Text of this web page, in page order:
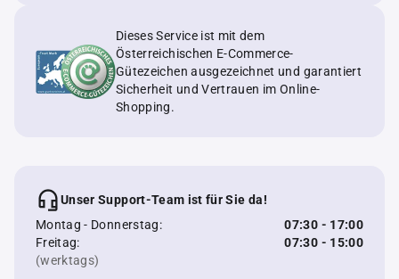
Dieses Service ist mit dem
Österreichischen E-Commerce-
Gütezeichen ausgezeichnet und garantiert
Sicherheit und Vertrauen im Online-
Shopping.
Unser Support-Team ist für Sie da!
Montag - Donnerstag:
07:30 - 17:00
Freitag:
07:30 - 15:00
(werktags)